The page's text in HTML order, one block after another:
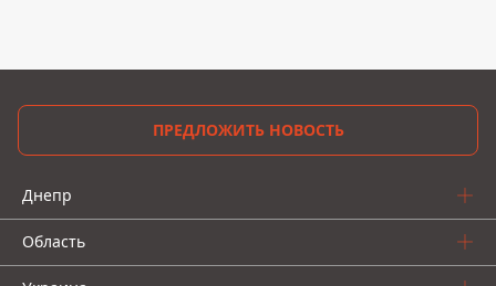
ПРЕДЛОЖИТЬ НОВОСТЬ
Днепр
Область